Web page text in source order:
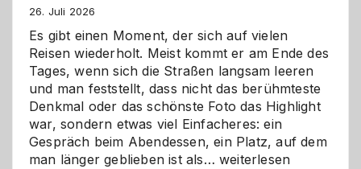
26. Juli 2026
Es gibt einen Moment, der sich auf vielen
Reisen wiederholt. Meist kommt er am Ende des
Tages, wenn sich die Straßen langsam leeren
und man feststellt, dass nicht das berühmteste
Denkmal oder das schönste Foto das Highlight
war, sondern etwas viel Einfacheres: ein
Gespräch beim Abendessen, ein Platz, auf dem
man länger geblieben ist als… Als
weiterlesen